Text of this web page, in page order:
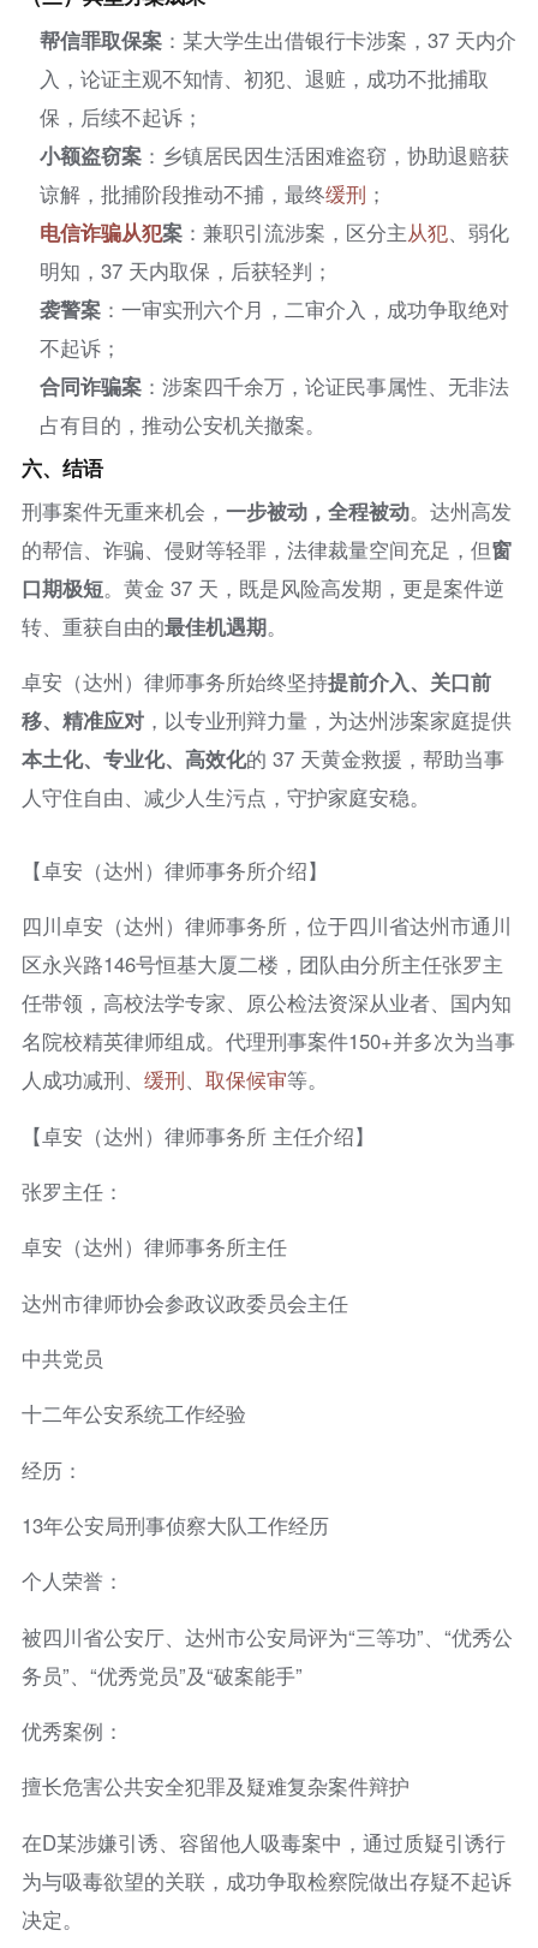
帮信罪取保案：某大学生出借银行卡涉案，37 天内介
入，论证主观不知情、初犯、退赃，成功不批捕取
保，后续不起诉；
小额盗窃案：乡镇居民因生活困难盗窃，协助退赔获
谅解，批捕阶段推动不捕，最终缓刑 ；
电信诈骗从犯案：兼职引流涉案，区分主从犯、弱化
明知，37 天内取保，后获轻判；
袭警案：一审实刑六个月，二审介入，成功争取绝对
不起诉；
合同诈骗案：涉案四千余万，论证民事属性、无非法
占有目的，推动公安机关撤案。
六、 结语
刑事案件无重来机会， 一步被动，全程被动。达州高发
的帮信、诈骗、侵财等轻罪，法律裁量空间充足，但窗
口期极短。黄金 37 天，既是风险高发期，更是案件逆
转、重获自由的最佳机遇期。
卓安（达州）律师事务所始终坚持提前介入、关口前
移、精准应对，以专业刑辩力量，为达州涉案家庭提供
本土化、专业化、高效化的 37 天黄金救援，帮助当事
人守住自由、减少人生污点，守护家庭安稳。
【卓安（达州）律师事务所介绍】
四川卓安（达州）律师事务所，位于四川省达州市通川
区永兴路146号恒基大厦二楼，团队由分所主任张罗主
任带领，高校法学专家、原公检法资深从业者、国内知
名院校精英律师组成。代理刑事案件150+并多次为当事
人成功减刑、 缓刑、 取保候审等。
【卓安（达州）律师事务所 主任介绍】
张罗主任：
卓安（达州）律师事务所主任
达州市律师协会参政议政委员会主任
中共党员
十二年公安系统工作经验
经历：
13年公安局刑事侦察大队工作经历
个人荣誉：
被四川省公安厅、达州市公安局评为“三等功”、“优秀公
务员”、“优秀党员”及“破案能手”
优秀案例：
擅长危害公共安全犯罪及疑难复杂案件辩护
在D某涉嫌引诱、容留他人吸毒案中，通过质疑引诱行
为与吸毒欲望的关联，成功争取检察院做出存疑不起诉
决定。